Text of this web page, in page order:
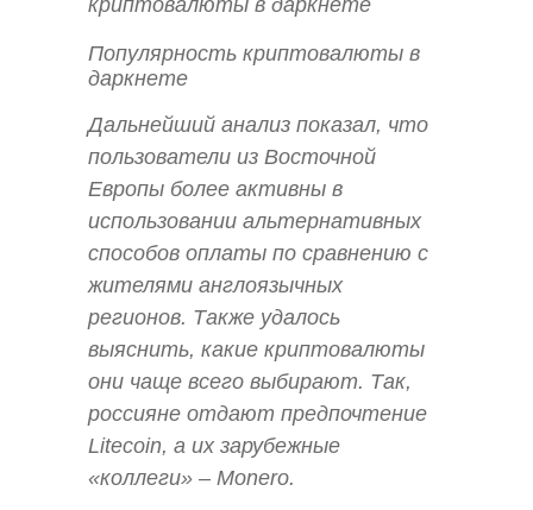
Популярность криптовалюты в
даркнете
Дальнейший анализ показал, что
пользователи из Восточной
Европы более активны в
использовании альтернативных
способов оплаты по сравнению с
жителями англоязычных
регионов. Также удалось
выяснить, какие криптовалюты
они чаще всего выбирают. Так,
россияне отдают предпочтение
Litecoin, а их зарубежные
«коллеги» – Monero.